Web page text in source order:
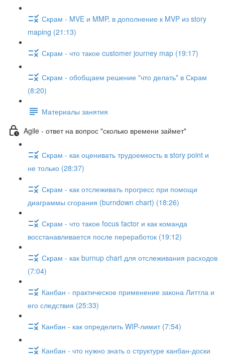
Скрам - MVE и MMP, в дополнение к MVP из story
maping (21:13)
Скрам - что такое customer journey map (19:17)
Скрам - обобщаем решение "что делать" в Скрам
(8:20)
Материалы занятия
Agile - ответ на вопрос "сколько времени займет"
Скрам - как оценивать трудоемкость в story point и
не только (28:37)
Скрам - как отслеживать прогресс при помощи
диаграммы сгорания (burndown chart) (18:26)
Скрам - что такое focus factor и как команда
восстанавливается после переработок (19:12)
Скрам - как burnup chart для отслеживания расходов
(7:04)
Канбан - практическое применение закона Литтла и
его следствия (25:33)
Канбан - как определить WIP-лимит (7:54)
Канбан - что нужно знать о структуре канбан-доски